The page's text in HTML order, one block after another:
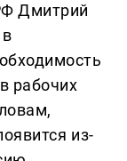
Дмитрий
рабочих
из-